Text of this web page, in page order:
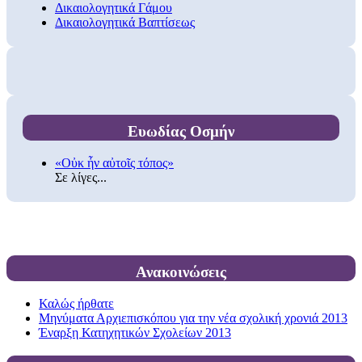
Δικαιολογητικά Γάμου
Δικαιολογητικά Βαπτίσεως
Ευωδίας Οσμήν
«Οὐκ ἦν αὐτοῖς τόπος»
Σε λίγες...
Ανακοινώσεις
Καλώς ήρθατε
Μηνύματα Αρχιεπισκόπου για την νέα σχολική χρονιά 2013
Έναρξη Κατηχητικών Σχολείων 2013